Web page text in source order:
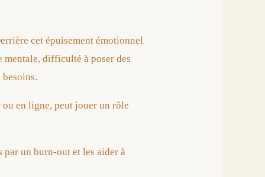
cet épuisement émotionnel
mentale, difficulté à poser des
ou en ligne, peut jouer un rôle
par un burn-out et les aider à